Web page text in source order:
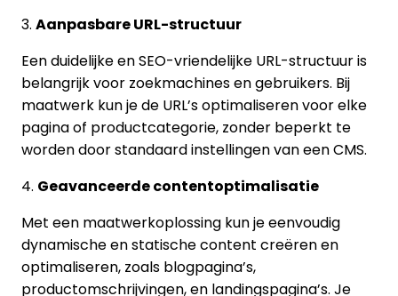
3. Aanpasbare URL-structuur
Een duidelijke en SEO-vriendelijke URL-structuur is
belangrijk voor zoekmachines en gebruikers. Bij
maatwerk kun je de URL’s optimaliseren voor elke
pagina of productcategorie, zonder beperkt te
worden door standaard instellingen van een CMS.
4. Geavanceerde contentoptimalisatie
Met een maatwerkoplossing kun je eenvoudig
dynamische en statische content creëren en
optimaliseren, zoals blogpagina’s,
productomschrijvingen, en landingspagina’s. Je